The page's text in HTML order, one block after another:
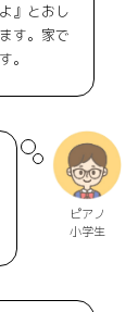
』とおし
す。家で
。
ピアノ
小学生